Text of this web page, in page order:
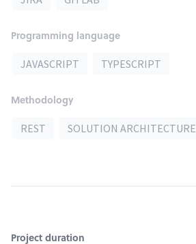
Programming language
JAVASCRIPT TYPESCRIPT
Methodology
REST SOLUTION ARCHITECTURE
Project duration